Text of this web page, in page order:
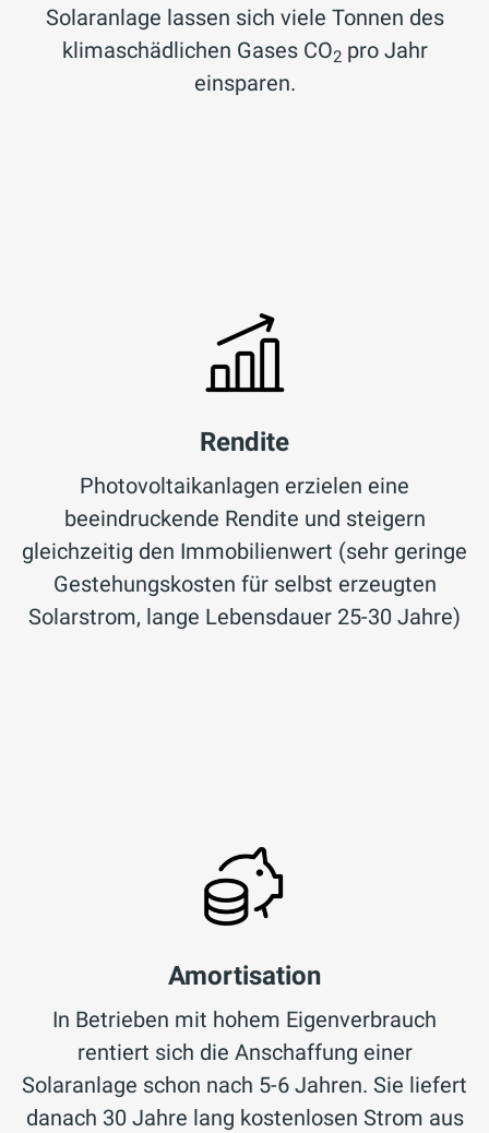
Solaranlage lassen sich viele Tonnen des
klimaschädlichen Gases CO2pro Jahr
einsparen.
Rendite
Photovoltaikanlagen erzielen eine
beeindruckende Rendite und steigern
gleichzeitig den Immobilienwert (sehr geringe
Gestehungskosten für selbst erzeugten
Solarstrom, lange Lebensdauer 25-30 Jahre)
Amortisation
In Betrieben mit hohem Eigenverbrauch
rentiert sich die Anschaffung einer
Solaranlage schon nach 5-6 Jahren. Sie liefert
danach 30 Jahre lang kostenlosen Strom aus